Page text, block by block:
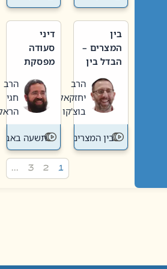
בין
המצרים –
הבדל בין
חדשה
לישנה
הרב
יחזקאל
בוצ'קו
בין המצרים
דיני
סעודה
מפסקת
תשעה
באב
הרב
חגי
הראל
תשעה באב